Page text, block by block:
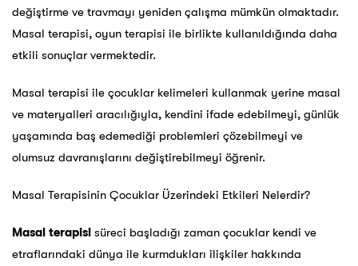
değiştirme ve travmayı yeniden çalışma mümkün olmaktadır.
Masal terapisi, oyun terapisi ile birlikte kullanıldığında daha
etkili sonuçlar vermektedir.
Masal terapisi ile çocuklar kelimeleri kullanmak yerine masal
ve materyalleri aracılığıyla, kendini ifade edebilmeyi, günlük
yaşamında baş edemediği problemleri çözebilmeyi ve
olumsuz davranışlarını değiştirebilmeyi öğrenir.
Masal Terapisinin Çocuklar Üzerindeki Etkileri Nelerdir?
Masal terapisi süreci başladığı zaman çocuklar kendi ve
etraflarındaki dünya ile kurmdukları ilişkiler hakkında